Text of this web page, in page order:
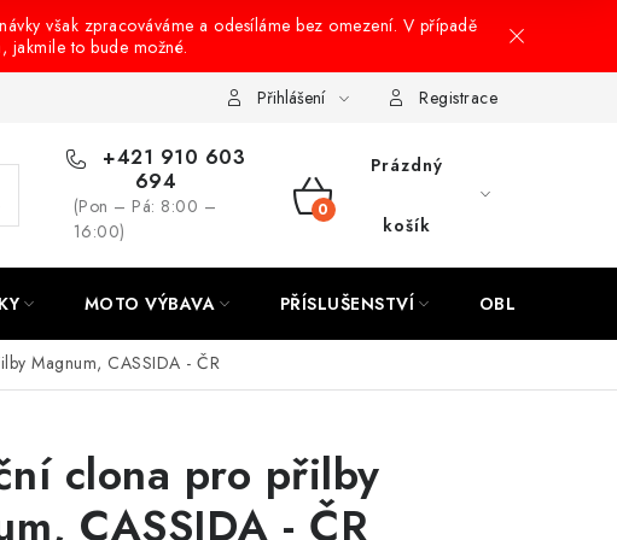
však zpracováváme a odesíláme bez omezení. V případě
jakmile to bude možné.
ochrany osobních údajů Návody na montáž
Přihlášení Registrace
+421 910 603
694
(Pon – Pá: 8:00 –
16:00)
NÁKUPNÍ
Prázdný
košík
MOTO VÝBAVA PŘÍSLUŠENSTVÍ OBLEČENÍ
Magnum, CASSIDA - ČR
clona pro přilby
CASSIDA - ČR